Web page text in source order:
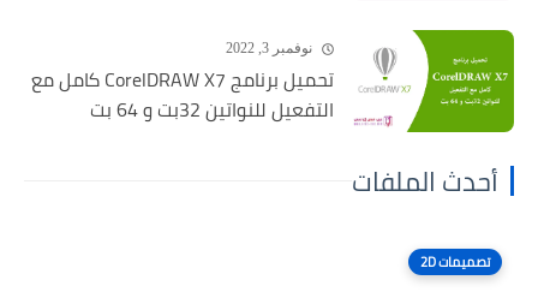
نوفمبر 3, 2022
تحميل برنامج CorelDRAW X7 كامل مع
التفعيل للنواتين 32بت و 64 بت
أحدث الملفات
تصميمات 2D